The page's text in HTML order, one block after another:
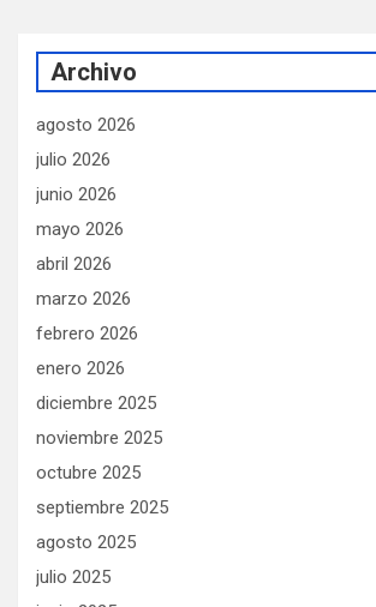
Archivo
agosto 2026
julio 2026
junio 2026
mayo 2026
abril 2026
marzo 2026
febrero 2026
enero 2026
diciembre 2025
noviembre 2025
octubre 2025
septiembre 2025
agosto 2025
julio 2025